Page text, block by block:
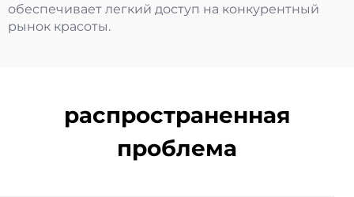
обеспечивает легкий доступ на конкурентный
рынок красоты.
распространенная
проблема